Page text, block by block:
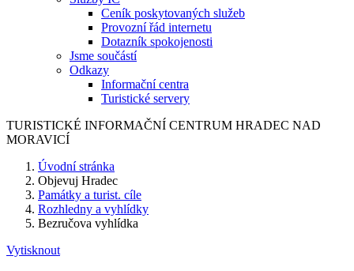
Ceník poskytovaných služeb
Provozní řád internetu
Dotazník spokojenosti
Jsme součástí
Odkazy
Informační centra
Turistické servery
TURISTICKÉ INFORMAČNÍ CENTRUM HRADEC NAD
MORAVICÍ
Úvodní stránka
Objevuj Hradec
Památky a turist. cíle
Rozhledny a vyhlídky
Bezručova vyhlídka
Vytisknout